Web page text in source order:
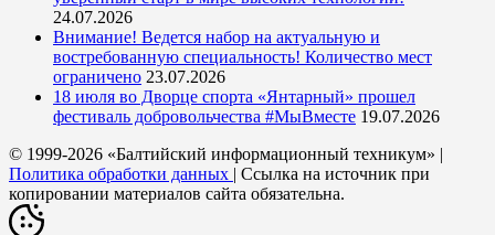
24.07.2026
Внимание! Ведется набор на актуальную и
востребованную специальность! Количество мест
ограничено 23.07.2026
18 июля во Дворце спорта «Янтарный» прошел
фестиваль добровольчества #МыВместе 19.07.2026
© 1999-2026 «Балтийский информационный техникум» |
Политика обработки данных | Ссылка на источник при
копировании материалов сайта обязательна.